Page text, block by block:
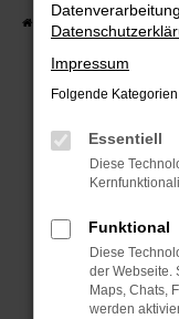
Fehler:
Beim Laden ist
Hier sind ein
Überprüfe
Laden
Impressum
Folgende
Essentiell
Diese
Funktional
Diese
der Webseite.
Maps, Chats,
werden